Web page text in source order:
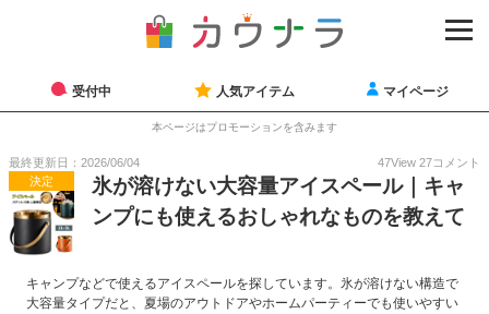
受付中 人気アイテム マイページ
本ページはプロモーションを含みます
最終更新日：2026/06/04 47View 27コメント
決定
氷が溶けない大容量アイスペール｜キャ
ンプにも使えるおしゃれなものを教えて
キャンプなどで使えるアイスペールを探しています。氷が溶けない構造で
大容量タイプだと、夏場のアウトドアやホームパーティーでも使いやすい